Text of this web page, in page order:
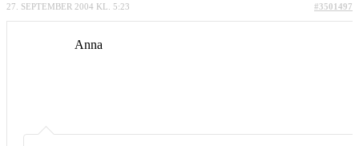
27. SEPTEMBER 2004 KL. 5:23 #3501497
Anna